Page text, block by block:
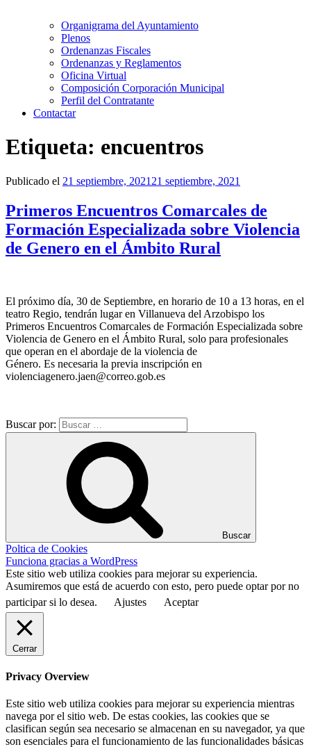
Organigrama del Ayuntamiento
Plenos
Ordenanzas Fiscales
Ordenanzas y Reglamentos
Oficina Virtual
Composición Corporación Municipal
Perfil del Contratante
Contactar
Etiqueta: encuentros
Publicado el 21 septiembre, 2021 21 septiembre, 2021
Primeros Encuentros Comarcales de
Formación Especializada sobre Violencia
de Genero en el Ámbito Rural
El próximo día, 30 de Septiembre, en horario de 10 a 13 horas, en el
teatro Regio, tendrán lugar en Villanueva del Arzobispo los
Primeros Encuentros Comarcales de Formación Especializada sobre
Violencia de Genero en el Ámbito Rural, solo para profesionales
que operan en el abordaje de la violencia de
Género. Es necesaria la previa inscripción en
violenciagenero.jaen@correo.gob.es
Buscar por:
Buscar
Poltica de Cookies
Funciona gracias a WordPress
Este sitio web utiliza cookies para mejorar su experiencia.
Asumiremos que está de acuerdo con esto, pero puede optar por no
participar si lo desea.
Ajustes Aceptar
Cerrar
Privacy Overview
Este sitio web utiliza cookies para mejorar su experiencia mientras
navega por el sitio web. De estas cookies, las cookies que se
clasifican según sea necesario se almacenan en su navegador, ya que
son esenciales para el funcionamiento de las funcionalidades básicas